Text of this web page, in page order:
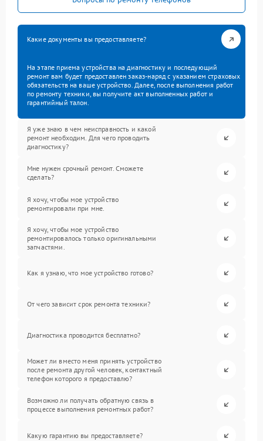
Какие документы вы предоставляете?
На этапе приема устройства на диагностику и последующий
ремонт вам будет предоставлен заказ-наряд с указанием страховых
обязательств на ваше устройство. Далее, после выполнения работ
по ремонту техники, вы получите акт выполненных работ и
гарантийный талон.
Я уже знаю в чем неисправность и какой
ремонт необходим. Для чего проводить
диагностику?
Мне нужен срочный ремонт. Сможете
сделать?
Я хочу, чтобы мое устройство
ремонтировали при мне.
Я хочу, чтобы мое устройство
ремонтировалось только оригинальными
запчастями.
Как я узнаю, что мое устройство готово?
От чего зависит срок ремонта техники?
Диагностика проводится бесплатно?
Может ли вместо меня принять устройство
после ремонта другой человек, контактный
телефон которого я предоставлю?
Возможно ли получать обратную связь в
процессе выполнения ремонтных работ?
Какую гарантию вы предоставляете?